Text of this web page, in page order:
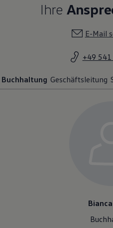
Ihre
E-Mail
+49
Buchhaltung Geschäftsleitung